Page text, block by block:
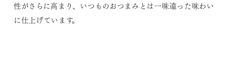
性がさらに高まり、いつものおつまみとは一味違った味わい
に仕上げています。